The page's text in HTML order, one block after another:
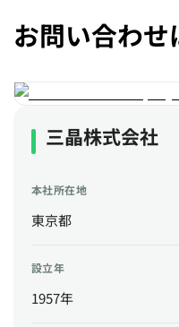
お問い合わせ
三晶株式会社
本社所在地
東京都
設立年
1957年